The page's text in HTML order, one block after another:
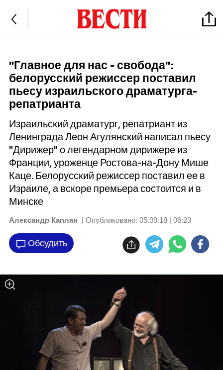
"Главное для нас - свобода":
белорусский режиссер поставил
пьесу израильского драматурга-
репатрианта
Израильский драматург, репатриант из
Ленинграда Леон Агулянский написал пьесу
"Дирижер" о легендарном дирижере из
Франции, уроженце Ростова-на-Дону Мише
Каце. Белорусский режиссер поставил ее в
Израиле, а вскоре премьера состоится и в
Минске
Александр Каплан | Опубликовано: 05.09.18 | 06:23
Обсудить